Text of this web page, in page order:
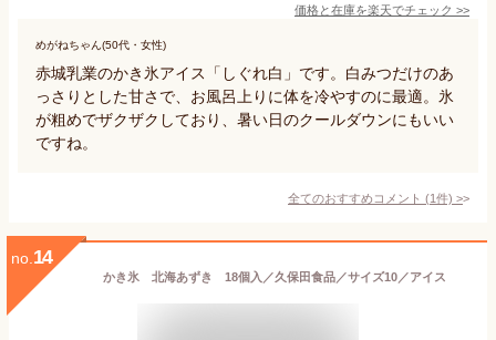
価格と在庫を楽天でチェック >>
めがねちゃん(50代・女性)
赤城乳業のかき氷アイス「しぐれ白」です。白みつだけのあ
っさりとした甘さで、お風呂上りに体を冷やすのに最適。氷
が粗めでザクザクしており、暑い日のクールダウンにもいい
ですね。
全てのおすすめコメント (1件) >
no. 14
かき氷 北海あずき 18個入／久保田食品／サイズ10／アイス